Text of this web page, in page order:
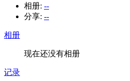
相册: --
分享: --
相册
现在还没有相册
记录